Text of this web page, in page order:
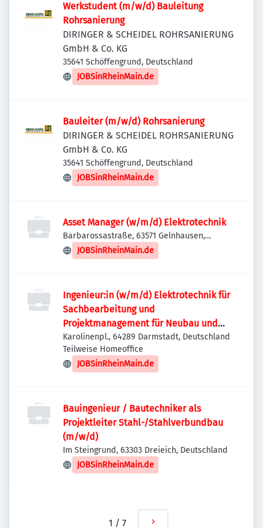
Werkstudent (m/w/d) Bauleitung
Rohrsanierung
DIRINGER & SCHEIDEL ROHRSANIERUNG
GmbH & Co. KG
35641 Schöffengrund, Deutschland
JOBSinRheinMain.de
Bauleiter (m/w/d) Rohrsanierung
DIRINGER & SCHEIDEL ROHRSANIERUNG
GmbH & Co. KG
35641 Schöffengrund, Deutschland
JOBSinRheinMain.de
Asset Manager (w/m/d) Elektrotechnik
Barbarossastraße, 63571 Gelnhausen,
Deutschland
JOBSinRheinMain.de
Ingenieur:in (w/m/d) Elektrotechnik für
Sachbearbeitung und
Projektmanagement für Neubau und
Instandsetzung von elektrotechnischen
Anlagen (Schwerpunkt MS-Anlagen)
Karolinenpl., 64289 Darmstadt, Deutschland
Teilweise Homeoffice
JOBSinRheinMain.de
Bauingenieur / Bautechniker als
Projektleiter Stahl-/Stahlverbundbau
(m/w/d)
Im Steingrund, 63303 Dreieich, Deutschland
JOBSinRheinMain.de
1 / 7